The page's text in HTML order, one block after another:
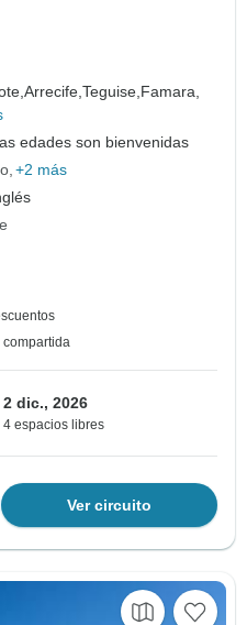
Arrecife,Teguise, Famara,
edades son bienvenidas
+2 más
2 dic., 2026
4 espacios libres
Ver circuito